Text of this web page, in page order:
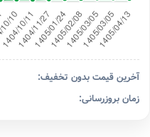
آخرین قیمت بدون تخفیف:
زمان بروزرسانی: